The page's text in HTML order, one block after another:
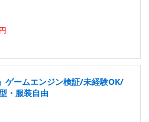
ゲームエンジン検証/未経験OK/
・服装自由